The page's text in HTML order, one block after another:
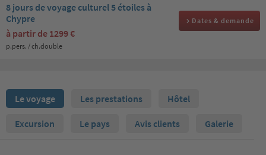
8 jours de voyage culturel 5 étoiles à
Chypre
à partir de 1299 €
p.pers. / ch.double
Dates & demande
Le voyage Les prestations Hôtel
Excursion Le pays Avis clients Galerie